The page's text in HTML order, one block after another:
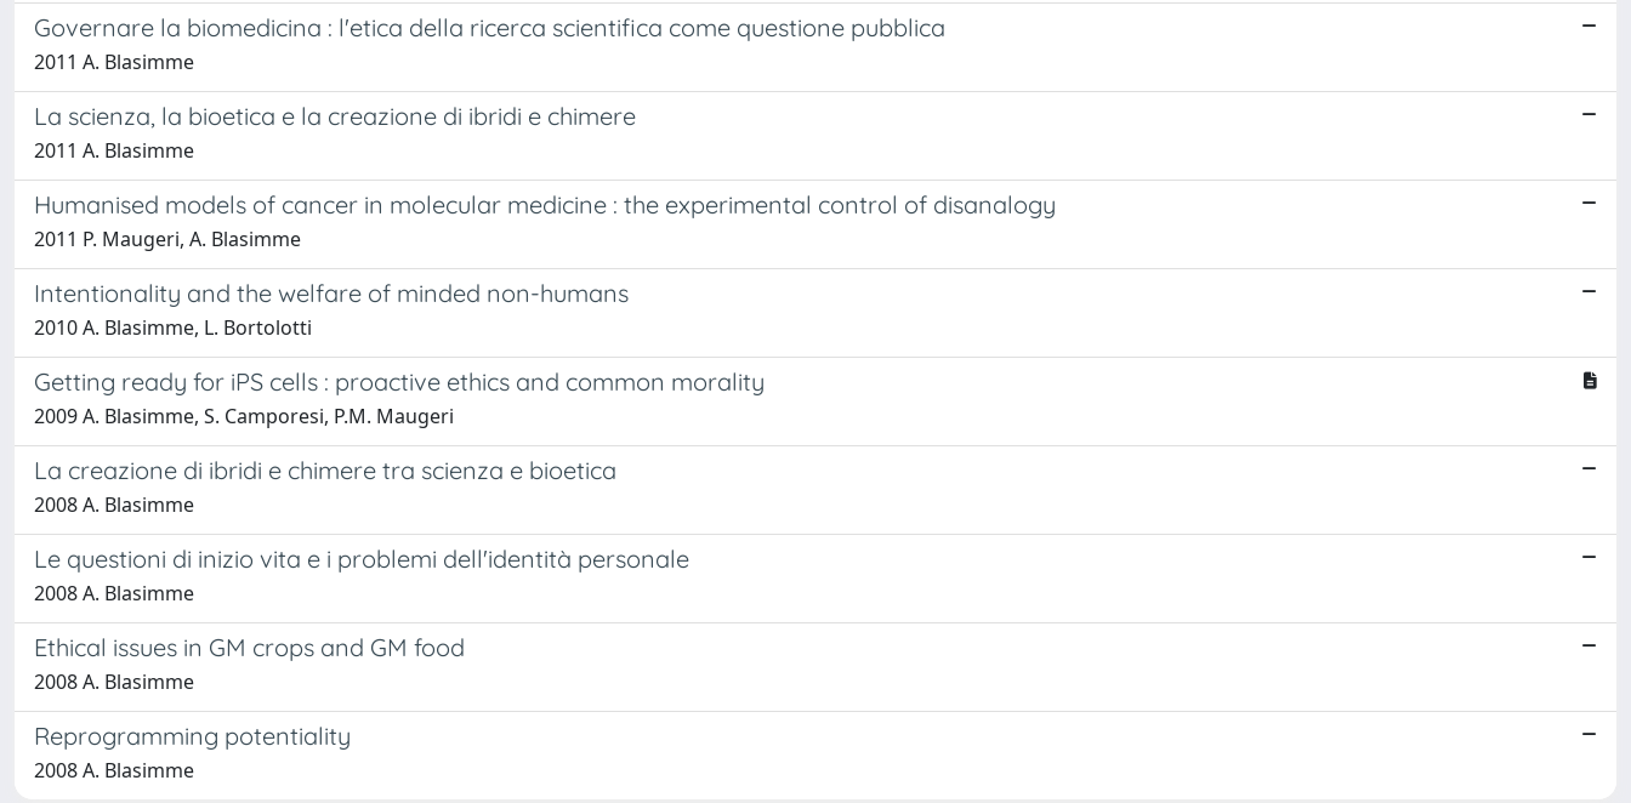
Governare la biomedicina : l'etica della ricerca scientifica come questione pubblica
2011 A. Blasimme
La scienza, la bioetica e la creazione di ibridi e chimere
2011 A. Blasimme
Humanised models of cancer in molecular medicine : the experimental control of disanalogy
2011 P. Maugeri, A. Blasimme
Intentionality and the welfare of minded non-humans
2010 A. Blasimme, L. Bortolotti
Getting ready for iPS cells : proactive ethics and common morality
2009 A. Blasimme, S. Camporesi, P.M. Maugeri
La creazione di ibridi e chimere tra scienza e bioetica
2008 A. Blasimme
Le questioni di inizio vita e i problemi dell'identità personale
2008 A. Blasimme
Ethical issues in GM crops and GM food
2008 A. Blasimme
Reprogramming potentiality
2008 A. Blasimme